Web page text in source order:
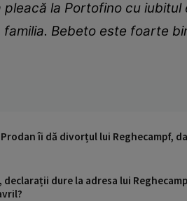
la Portofino cu
Bebeto este foarte
îi dă divorțul lui Reghecampf,
declarații dure la adresa lui